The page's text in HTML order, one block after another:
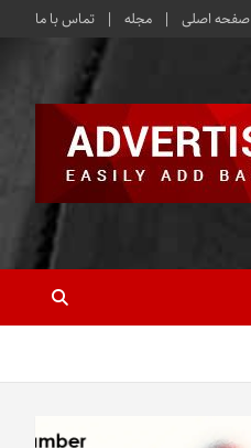
صفحه اصلی مجله تماس با ما